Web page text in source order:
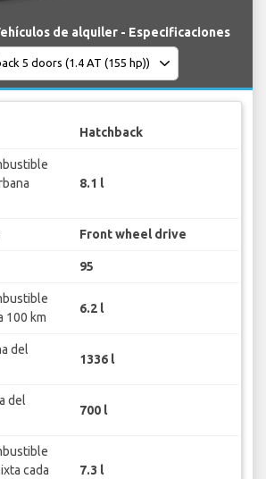
de alquiler - Especificaciones
Hatchback
8.1 l
Front wheel drive
95
100 km
6.2 l
del
1336 l
del
700 l
cada
7.3 l